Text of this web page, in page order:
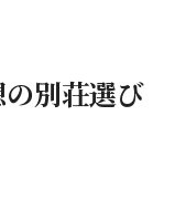
別荘選び